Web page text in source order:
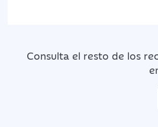
Consulta el resto de los